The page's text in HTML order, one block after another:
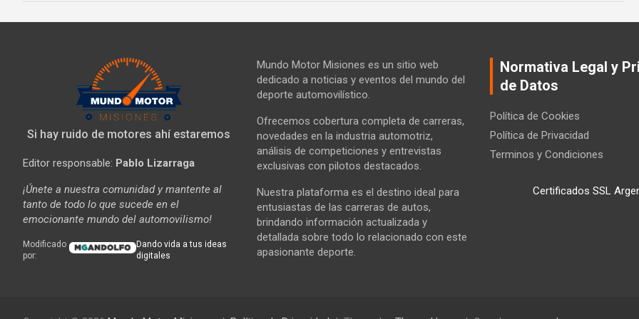
Si hay ruido de motores ahí estaremos
Editor responsable: Pablo Lizarraga
¡Únete a nuestra comunidad y mantente al
tanto de todo lo que sucede en el
emocionante mundo del automovilismo!
Modificado
por:
Dando vida a tus ideas
digitales
Mundo Motor Misiones es un sitio web
dedicado a noticias y eventos del mundo del
deporte automovilístico.
Ofrecemos cobertura completa de carreras,
novedades en la industria automotriz,
análisis de competiciones y entrevistas
exclusivas con pilotos destacados.
Nuestra plataforma es el destino ideal para
entusiastas de las carreras de autos,
brindando información actualizada y
detallada sobre todo lo relacionado con este
apasionante deporte.
Normativa Legal y
de Datos
Política de Cookies
Política de Privacidad
Terminos y Condiciones
Certificados SSL